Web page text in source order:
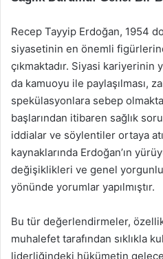
Recep Tayyip Erdoğan, 1954
siyasetinin en önemli
çıkmaktadır. Siyasi kariyerinin
da kamuoyu ile paylaşılması,
spekülasyonlara sebep
başlarından itibaren sağlık
iddialar ve söylentiler ortaya
kaynaklarında Erdoğan’ın
değişiklikleri ve genel
yönünde yorumlar yapılmıştır.
Bu tür değerlendirmeler,
muhalefet tarafından sıklıkla
liderliğindeki hükümetin